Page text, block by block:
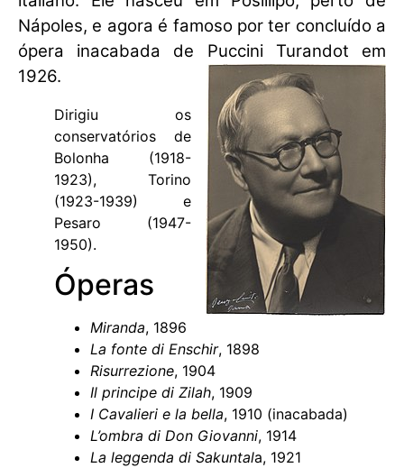
Nápoles, e agora é famoso por ter concluído a
ópera inacabada de Puccini Turandot em
1926.
Dirigiu os
conservatórios de
Bolonha (1918-
1923), Torino
(1923-1939) e
Pesaro (1947-
1950).
Óperas
Miranda, 1896
La fonte di Enschir, 1898
Risurrezione, 1904
Il principe di Zilah, 1909
I Cavalieri e la bella, 1910 (inacabada)
L’ombra di Don Giovanni, 1914
La leggenda di Sakuntala, 1921